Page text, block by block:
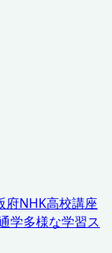
府NHK高校講座
学多様な学習ス